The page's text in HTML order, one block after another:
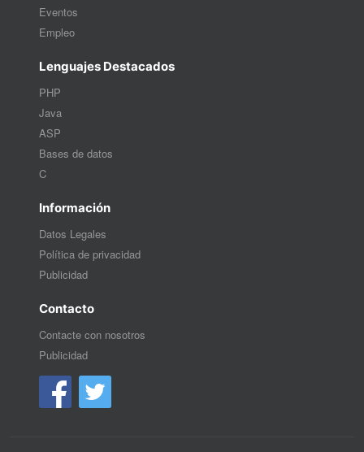
Eventos
Empleo
Lenguajes Destacados
PHP
Java
ASP
Bases de datos
C
Información
Datos Legales
Política de privacidad
Publicidad
Contacto
Contacte con nosotros
Publicidad